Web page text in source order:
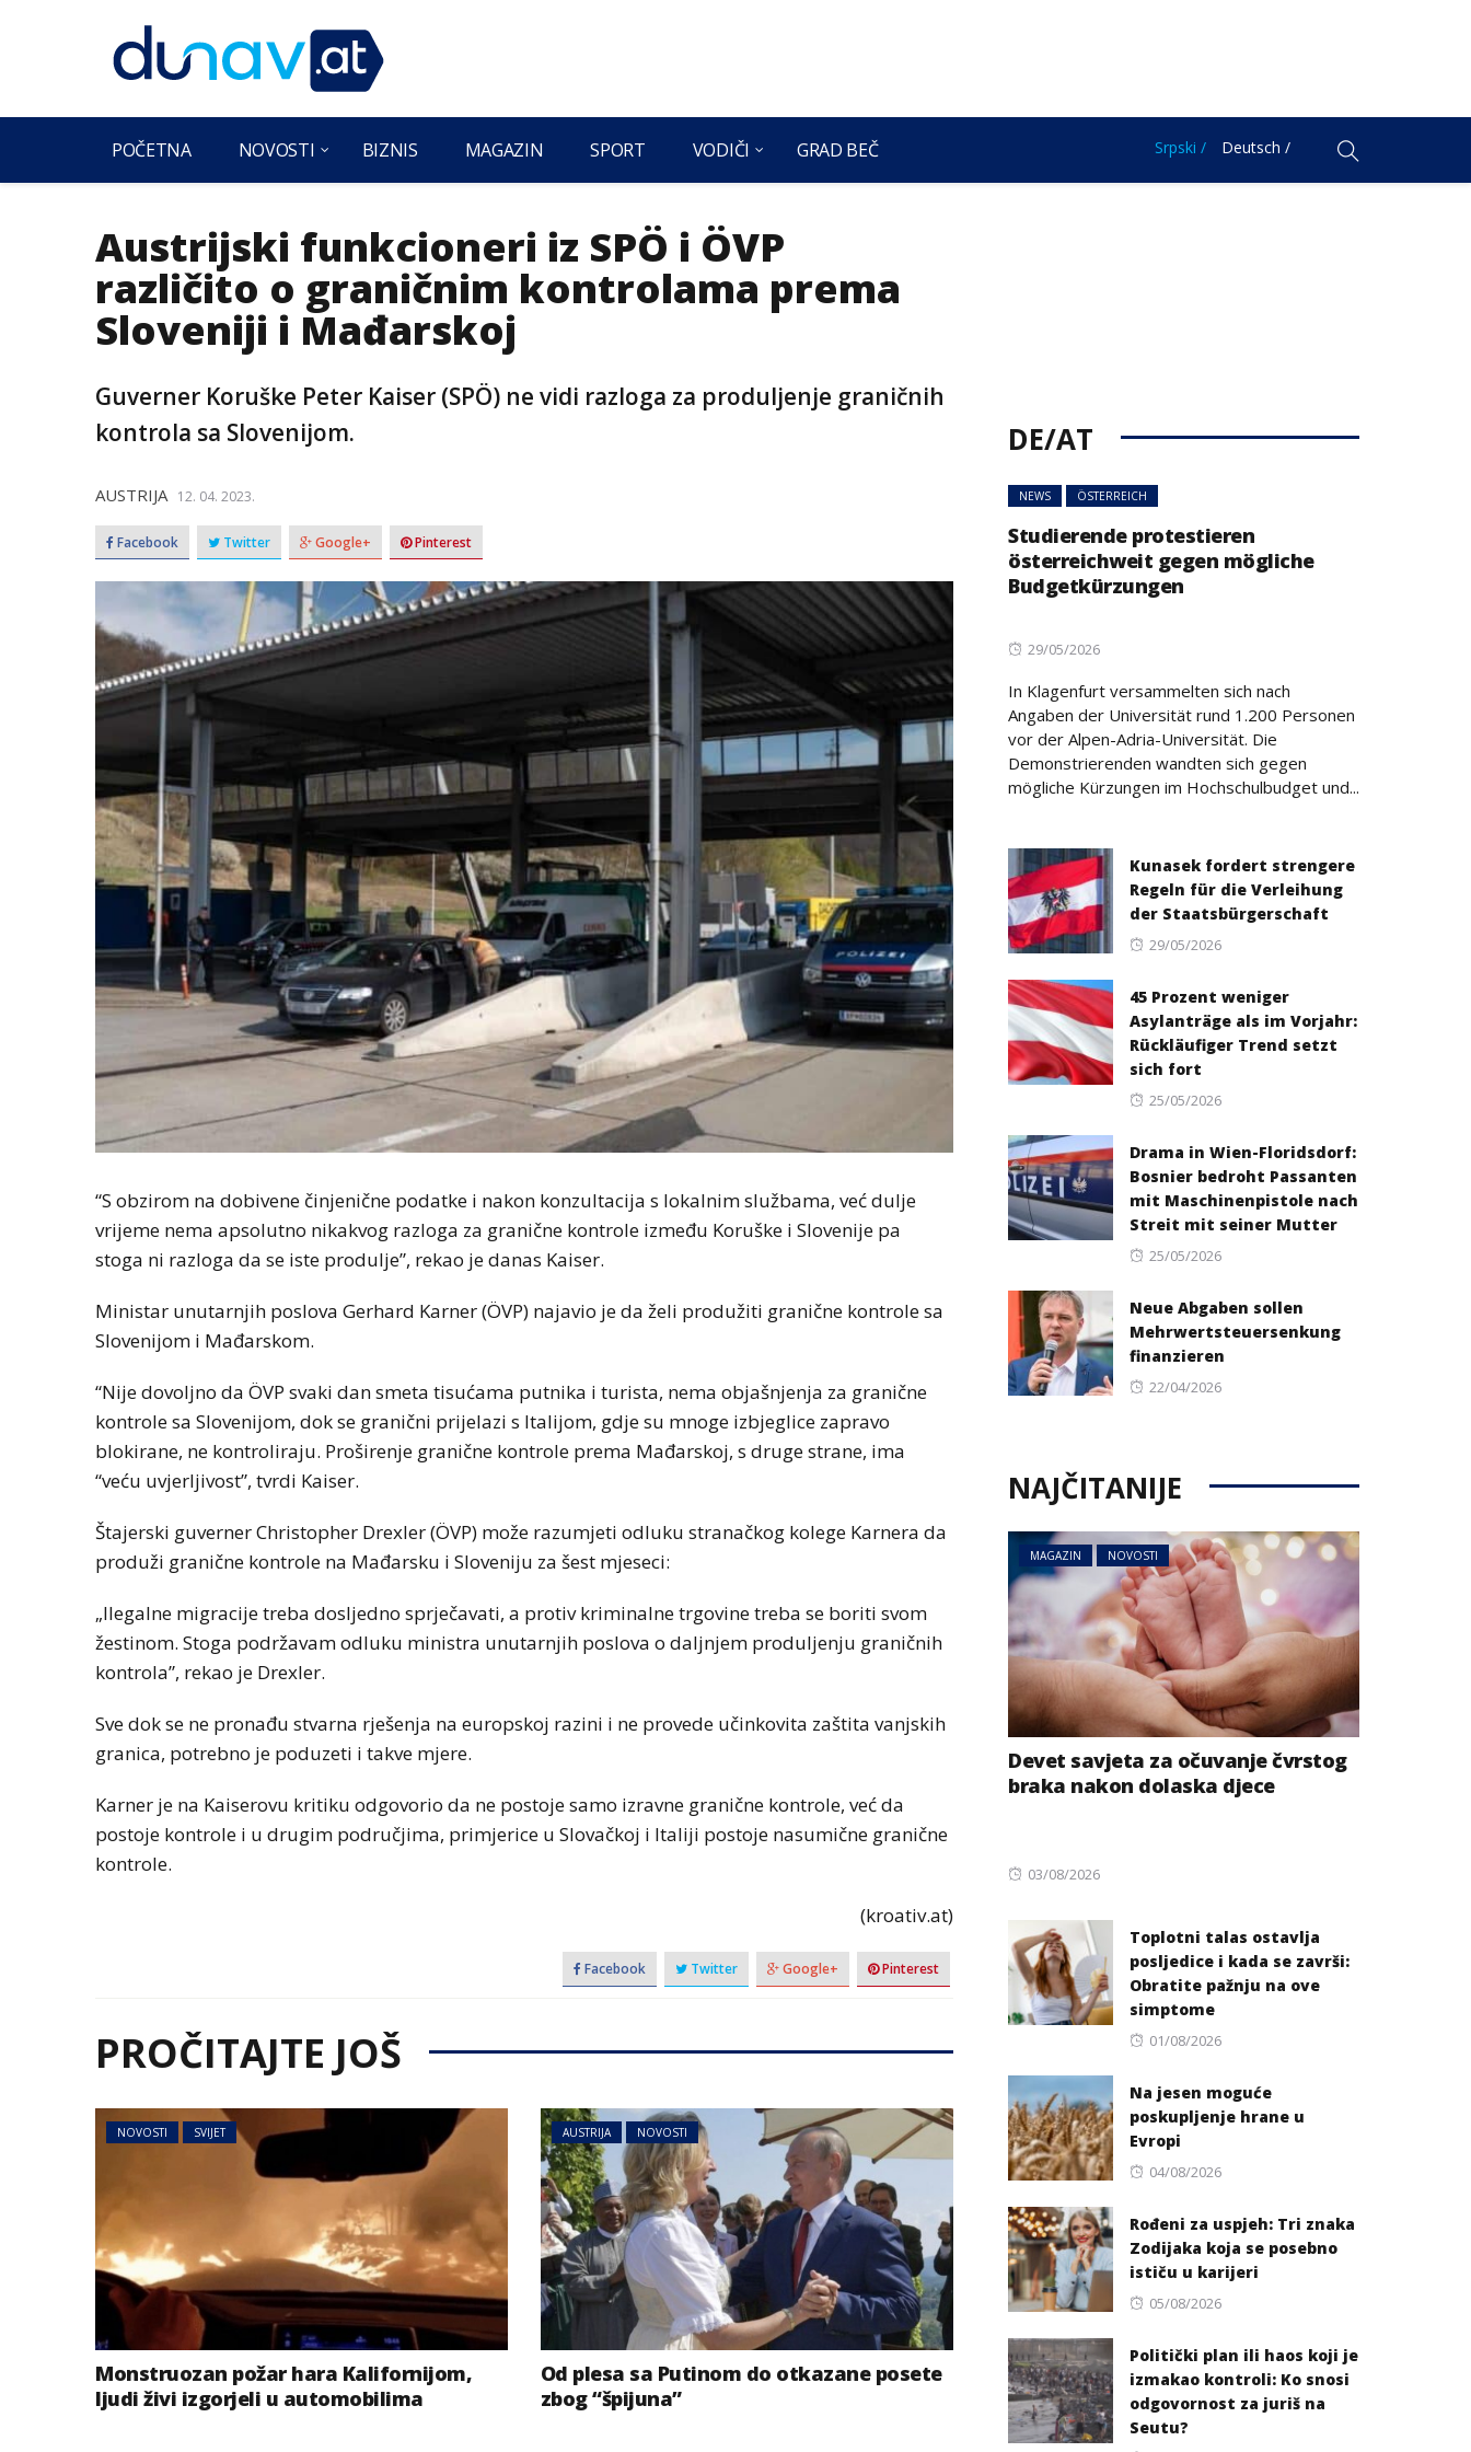
POČETNA NOVOSTI BIZNIS MAGAZIN SPORT VODIČI GRAD BEČ Srpski / Deutsch /
Austrijski funkcioneri iz SPÖ i ÖVP
različito o graničnim kontrolama prema
Sloveniji i Mađarskoj
Guverner Koruške Peter Kaiser (SPÖ) ne vidi razloga za produljenje graničnih
kontrola sa Slovenijom.
AUSTRIJA 12. 04. 2023.
Facebook Twitter Google+ Pinterest
“S obzirom na dobivene činjenične podatke i nakon konzultacija s lokalnim službama, već dulje
vrijeme nema apsolutno nikakvog razloga za granične kontrole između Koruške i Slovenije pa
stoga ni razloga da se iste produlje”, rekao je danas Kaiser.
Ministar unutarnjih poslova Gerhard Karner (ÖVP) najavio je da želi produžiti granične kontrole sa
Slovenijom i Mađarskom.
“Nije dovoljno da ÖVP svaki dan smeta tisućama putnika i turista, nema objašnjenja za granične
kontrole sa Slovenijom, dok se granični prijelazi s Italijom, gdje su mnoge izbjeglice zapravo
blokirane, ne kontroliraju. Proširenje granične kontrole prema Mađarskoj, s druge strane, ima
“veću uvjerljivost”, tvrdi Kaiser.
Štajerski guverner Christopher Drexler (ÖVP) može razumjeti odluku stranačkog kolege Karnera da
produži granične kontrole na Mađarsku i Sloveniju za šest mjeseci:
„Ilegalne migracije treba dosljedno sprječavati, a protiv kriminalne trgovine treba se boriti svom
žestinom. Stoga podržavam odluku ministra unutarnjih poslova o daljnjem produljenju graničnih
kontrola”, rekao je Drexler.
Sve dok se ne pronađu stvarna rješenja na europskoj razini i ne provede učinkovita zaštita vanjskih
granica, potrebno je poduzeti i takve mjere.
Karner je na Kaiserovu kritiku odgovorio da ne postoje samo izravne granične kontrole, već da
postoje kontrole i u drugim područjima, primjerice u Slovačkoj i Italiji postoje nasumične granične
kontrole.
(kroativ.at)
Facebook Twitter Google+ Pinterest
PROČITAJTE JOŠ
NOVOSTI SVIJET
Monstruozan požar hara Kalifornijom,
ljudi živi izgorjeli u automobilima
AUSTRIJA NOVOSTI
Od plesa sa Putinom do otkazane posete
zbog “špijuna”
DE/AT
NEWS ÖSTERREICH
Studierende protestieren
österreichweit gegen mögliche
Budgetkürzungen
Posted
29/05/2026
In Klagenfurt versammelten sich nach
Angaben der Universität rund 1.200 Personen
vor der Alpen-Adria-Universität. Die
Demonstrierenden wandten sich gegen
mögliche Kürzungen im Hochschulbudget und...
Kunasek fordert strengere
Regeln für die Verleihung
der Staatsbürgerschaft
Posted
29/05/2026
45 Prozent weniger
Asylanträge als im Vorjahr:
Rückläufiger Trend setzt
sich fort
Posted
25/05/2026
Drama in Wien-Floridsdorf:
Bosnier bedroht Passanten
mit Maschinenpistole nach
Streit mit seiner Mutter
Posted
25/05/2026
Neue Abgaben sollen
Mehrwertsteuersenkung
finanzieren
Posted
22/04/2026
NAJČITANIJE
MAGAZIN NOVOSTI
Devet savjeta za očuvanje čvrstog
braka nakon dolaska djece
Posted
03/08/2026
Toplotni talas ostavlja
posljedice i kada se završi:
Obratite pažnju na ove
simptome
Posted
01/08/2026
Na jesen moguće
poskupljenje hrane u
Evropi
Posted
04/08/2026
Rođeni za uspjeh: Tri znaka
Zodijaka koja se posebno
ističu u karijeri
Posted
05/08/2026
Politički plan ili haos koji je
izmakao kontroli: Ko snosi
odgovornost za juriš na
Seutu?